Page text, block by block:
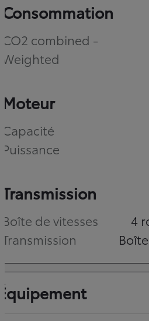
Consommation
CO2 combined -
Weighted
Moteur
Capacité
Puissance
Transmission
Boîte de vitesses
4
Transmission